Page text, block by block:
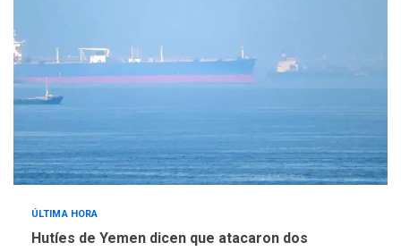
ÚLTIMA HORA
Hutíes de Yemen dicen que atacaron dos